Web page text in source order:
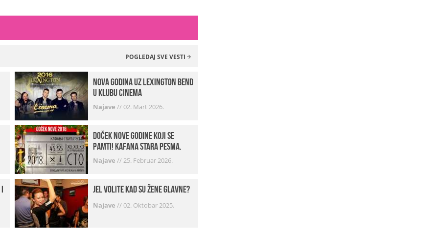
POGLEDAJ SVE VESTI
i
Nova godina uz Lexington bend
u klubu Cinema
Najave //02. Mart 2026.
Doček Nove godine koji se
pamti! Kafana Stara pesma.
Najave //25. Februar 2026.
Jel volite kad su žene glavne?
Najave //02. Oktobar 2025.